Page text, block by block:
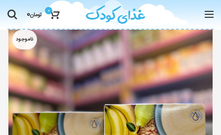
0 تومان0
ناموجود